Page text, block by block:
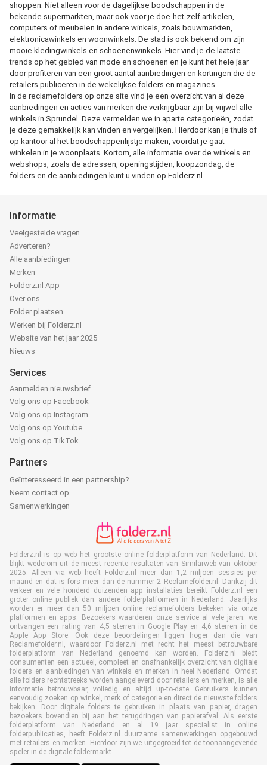
shoppen. Niet alleen voor de dagelijkse boodschappen in de
bekende supermarkten, maar ook voor je doe-het-zelf artikelen,
computers of meubelen in andere winkels, zoals bouwmarkten,
elektronicawinkels en woonwinkels. De stad is ook bekend om zijn
mooie kledingwinkels en schoenenwinkels. Hier vind je de laatste
trends op het gebied van mode en schoenen en je kunt het hele jaar
door profiteren van een groot aantal aanbiedingen en kortingen die de
retailers publiceren in de wekelijkse folders en magazines.
In de reclamefolders op onze site vind je een overzicht van al deze
aanbiedingen en acties van merken die verkrijgbaar zijn bij vrijwel alle
winkels in Sprundel. Deze vermelden we in aparte categorieën, zodat
je deze gemakkelijk kan vinden en vergelijken. Hierdoor kan je thuis of
op kantoor al het boodschappenlijstje maken, voordat je gaat
winkelen in je woonplaats. Kortom, alle informatie over de winkels en
webshops, zoals de adressen, openingstijden, koopzondag, de
folders en de aanbiedingen kunt u vinden op Folderz.nl.
Informatie
Veelgestelde vragen
Adverteren?
Alle aanbiedingen
Merken
Folderz.nl App
Over ons
Folder plaatsen
Werken bij Folderz.nl
Website van het jaar 2025
Nieuws
Services
Aanmelden nieuwsbrief
Volg ons op Facebook
Volg ons op Instagram
Volg ons op Youtube
Volg ons op TikTok
Partners
Geïnteresseerd in een partnership?
Neem contact op
Samenwerkingen
Folderz.nl is op web het grootste online folderplatform van Nederland. Dit
blijkt wederom uit de meest recente resultaten van Similarweb van oktober
2025. Alleen via web heeft Folderz.nl meer dan 1,2 miljoen sessies per
maand en dat is fors meer dan de nummer 2 Reclamefolder.nl. Dankzij dit
verkeer en vele honderd duizenden app installaties bereikt Folderz.nl een
groter online publiek dan andere folderplatformen in Nederland. Jaarlijks
worden er meer dan 50 miljoen online reclamefolders bekeken via onze
platformen en apps. Bezoekers waarderen onze service al vele jaren: we
ontvangen een rating van 4,5 sterren in Google Play en 4,6 sterren in de
Apple App Store. Ook deze beoordelingen liggen hoger dan die van
Reclamefolder.nl, waardoor Folderz.nl met recht het meest betrouwbare
folderplatform van Nederland genoemd kan worden. Folderz.nl biedt
consumenten een actueel, compleet en onafhankelijk overzicht van digitale
folders en aanbiedingen van winkels en merken in heel Nederland. Omdat
alle folders rechtstreeks worden aangeleverd door retailers en merken, is alle
informatie betrouwbaar, volledig en altijd up-to-date. Gebruikers kunnen
eenvoudig zoeken op winkel, merk of categorie en direct de nieuwste folders
bekijken. Door digitale folders te gebruiken in plaats van papier, dragen
bezoekers bovendien bij aan het terugdringen van papierafval. Als eerste
folderplatform van Nederland en al 19 jaar specialist in online
folderpublicaties, heeft Folderz.nl duurzame samenwerkingen opgebouwd
met retailers en merken. Hierdoor zijn we uitgegroeid tot de toonaangevende
speler in de digitale foldermarkt.